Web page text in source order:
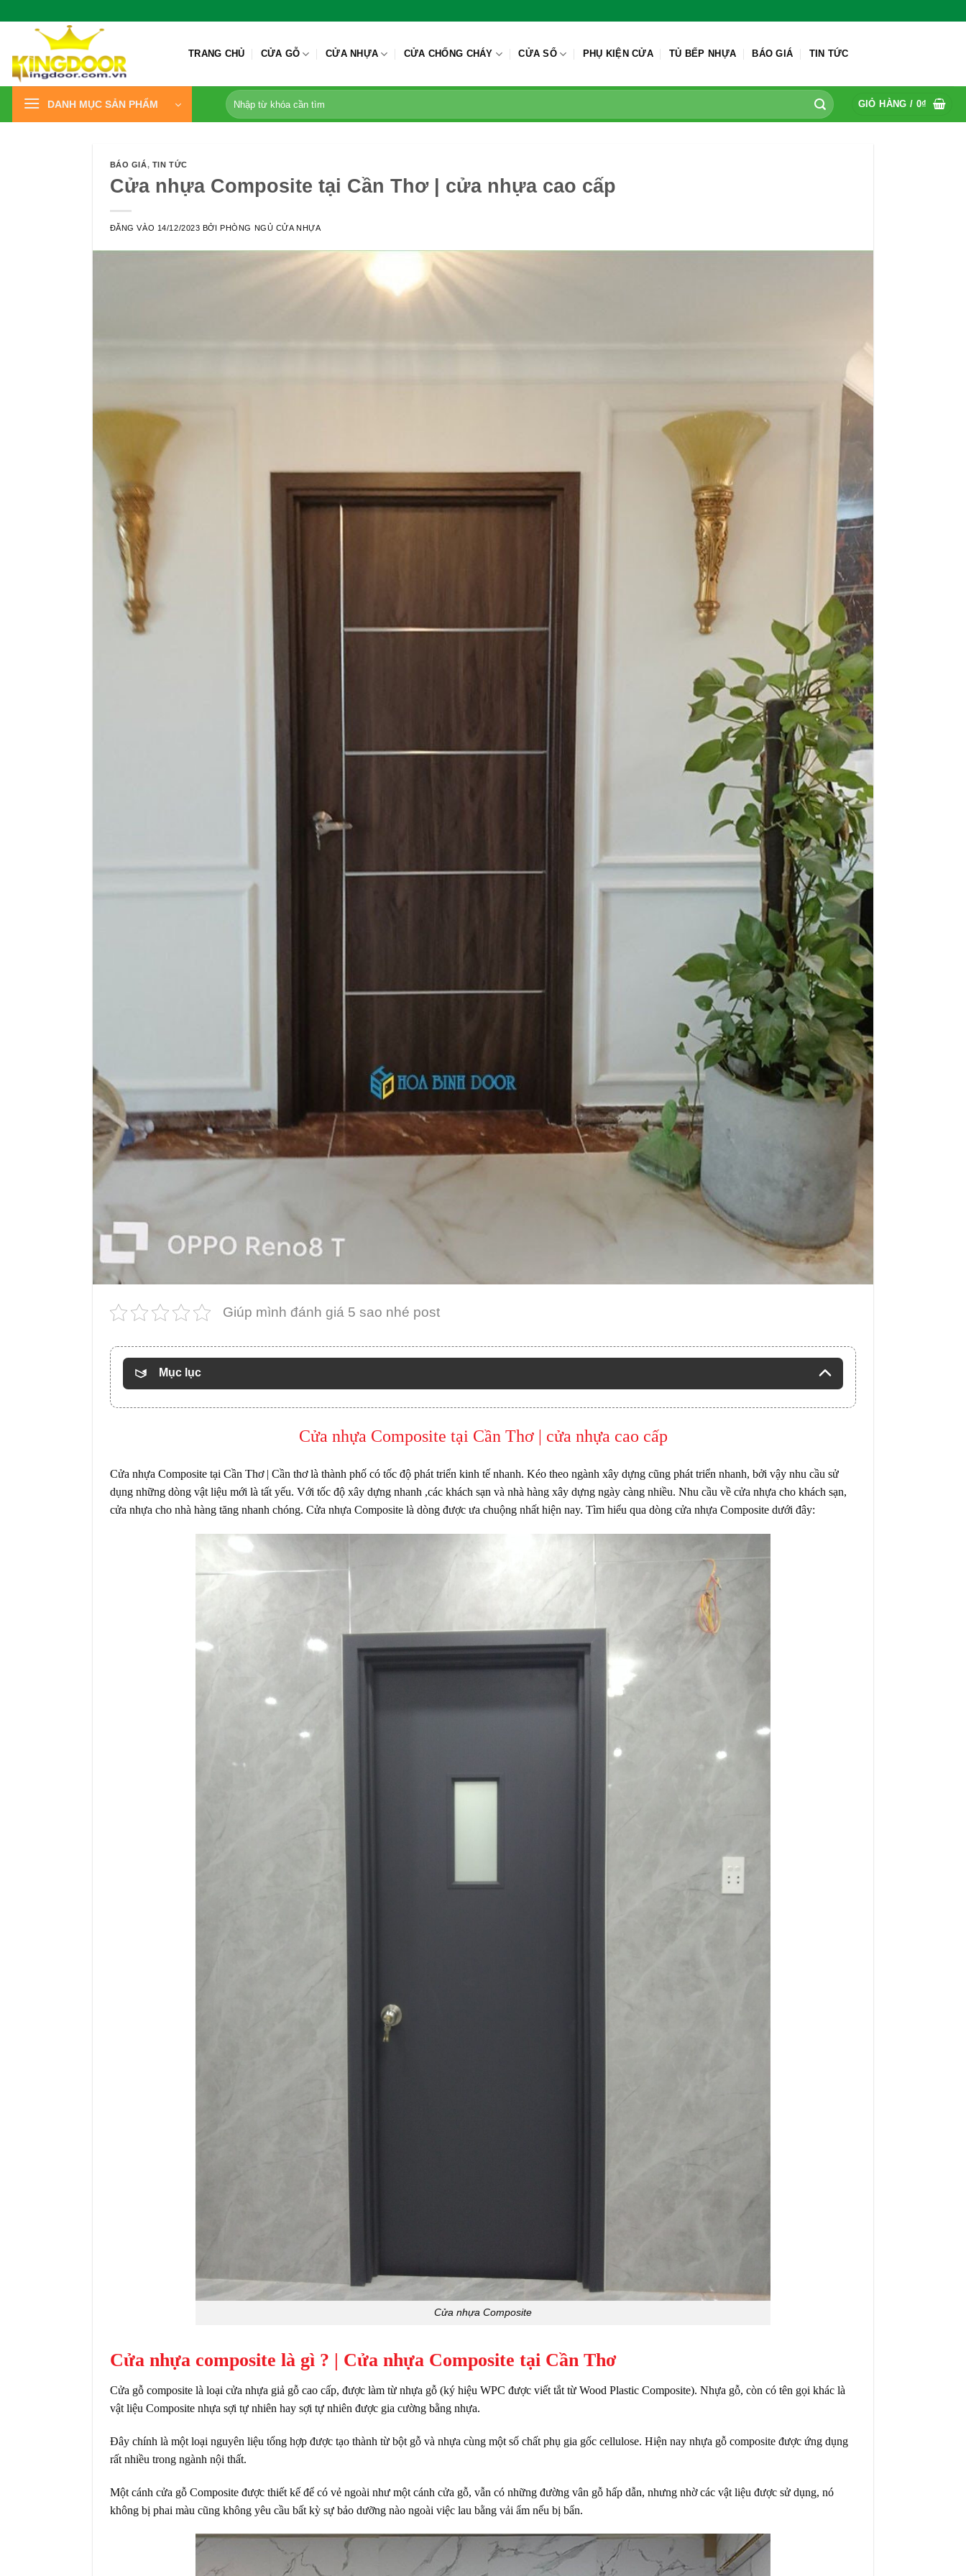
dung
TRANG CHỦ CỬA GỖ CỬA NHỰA CỬA CHỐNG CHÁY CỬA SỔ PHỤ KIỆN CỬA TỦ BẾP NHỰA BÁO GIÁ TIN TỨC
DANH MỤC SẢN PHẨM
Tìm
kiếm:
GIỎ HÀNG / 0₫
BÁO GIÁ, TIN TỨC
Cửa nhựa Composite tại Cần Thơ | cửa nhựa cao cấp
ĐĂNG VÀO 14/12/2023 BỞIPHÒNG NGỦ CỬA NHỰA
Giúp mình đánh giá 5 sao nhé post
Mục lục
Cửa nhựa Composite tại Cần Thơ | cửa nhựa cao cấp
Cửa nhựa Composite tại Cần Thơ | Cần thơ là thành phố có tốc độ phát triển kinh tế nhanh. Kéo theo ngành xây dựng cũng phát triển nhanh, bởi vậy nhu cầu sử
dụng những dòng vật liệu mới là tất yếu. Với tốc độ xây dựng nhanh ,các khách sạn và nhà hàng xây dựng ngày càng nhiều. Nhu cầu về cửa nhựa cho khách sạn,
cửa nhựa cho nhà hàng tăng nhanh chóng. Cửa nhựa Compositelà dòng được ưa chuộng nhất hiện nay. Tìm hiểu qua dòng cửa nhựa Composite dưới đây:
Cửa nhựa Composite
Cửa nhựa composite là gì ? | Cửa nhựa Composite tại Cần Thơ
Cửa gỗ compositelà loại cửa nhựa giả gỗ cao cấp, được làm từ nhựa gỗ (ký hiệu WPC được viết tắt từ Wood Plastic Composite). Nhựa gỗ, còn có tên gọi khác là
vật liệu Composite nhựa sợi tự nhiên hay sợi tự nhiên được gia cường bằng nhựa.
Đây chính là một loại nguyên liệu tổng hợp được tạo thành từ bột gỗ và nhựa cùng một số chất phụ gia gốc cellulose. Hiện nay nhựa gỗ composite được ứng dụng
rất nhiều trong ngành nội thất.
Một cánh cửa gỗ Composite được thiết kế để có vẻ ngoài như một cánh cửa gỗ, vẫn có những đường vân gỗ hấp dẫn, nhưng nhờ các vật liệu được sử dụng, nó
không bị phai màu cũng không yêu cầu bất kỳ sự bảo dưỡng nào ngoài việc lau bằng vải ẩm nếu bị bẩn.